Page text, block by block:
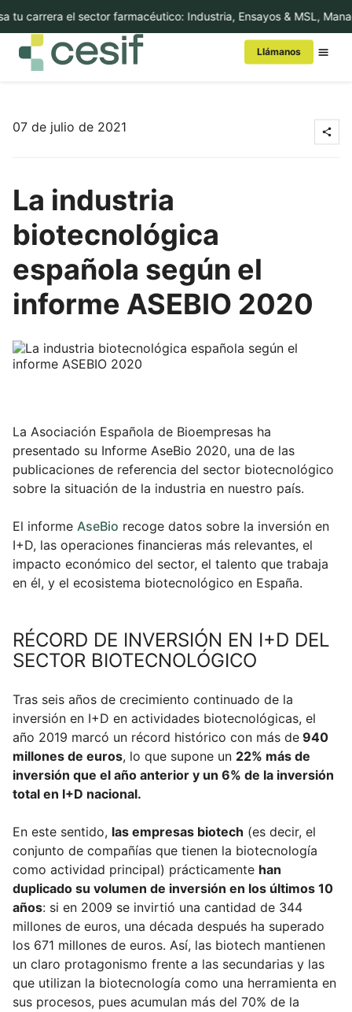
carrera el sector farmacéutico: Industria, Ensayos & MSL,
Llámanos
Cursos
Executive Education
Internacional
Campus Virtual
Solicitar información
07 de julio de 2021
La industria
biotecnológica
española según el
informe ASEBIO 2020
La Asociación Española de Bioempresas ha
presentado su Informe AseBio 2020, una de las
publicaciones de referencia del sector biotecnológico
sobre la situación de la industria en nuestro país.
El informe AseBio recoge datos sobre la inversión en
I+D, las operaciones financieras más relevantes, el
impacto económico del sector, el talento que trabaja
en él, y el ecosistema biotecnológico en España.
RÉCORD DE INVERSIÓN EN I+D DEL
SECTOR BIOTECNOLÓGICO
Tras seis años de crecimiento continuado de la
inversión en I+D en actividades biotecnológicas, el
año 2019 marcó un récord histórico con más de 940
millones de euros, lo que supone un 22% más de
inversión que el año anterior y un 6% de la inversión
total en I+D nacional.
En este sentido, las empresas biotech (es decir, el
conjunto de compañías que tienen la biotecnología
como actividad principal) prácticamente han
duplicado su volumen de inversión en los últimos 10
años: si en 2009 se invirtió una cantidad de 344
millones de euros, una década después ha superado
los 671 millones de euros. Así, las biotech mantienen
un claro protagonismo frente a las secundarias y las
que utilizan la biotecnología como una herramienta en
sus procesos, pues acumulan más del 70% de la